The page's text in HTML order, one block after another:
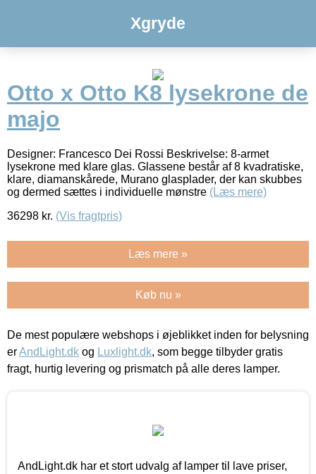
Xgryde
Otto x Otto K8 lysekrone de
majo
Designer: Francesco Dei Rossi Beskrivelse: 8-armet
lysekrone med klare glas. Glassene består af 8 kvadratiske,
klare, diamanskårede, Murano glasplader, der kan skubbes
og dermed sættes i individuelle mønstre (Læs mere)
36298 kr. (Vis fragtpris)
Læs mere »
Køb nu »
De mest populære webshops i øjeblikket inden for belysning
erAndLight.dk og Luxlight.dk, som begge tilbyder gratis
fragt, hurtig levering og prismatch på alle deres lamper.
AndLight.dk har et stort udvalg af lamper til lave priser,